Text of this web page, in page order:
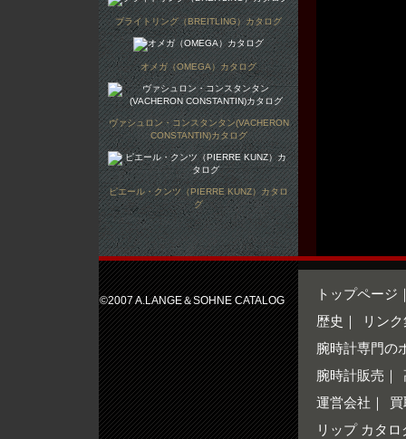
ブライトリング（BREITLING）カタログ
オメガ（OMEGA）カタログ
ヴァシュロン・コンスタンタン(VACHERON
CONSTANTIN)カタログ
ピエール・クンツ（PIERRE KUNZ）カタロ
グ
トップページ
歴史 ｜
リン
腕時計専門の
腕時計販売 ｜
運営会社 ｜
リップ カタロ
©2007 A.LANGE＆SOHNE CATALOG